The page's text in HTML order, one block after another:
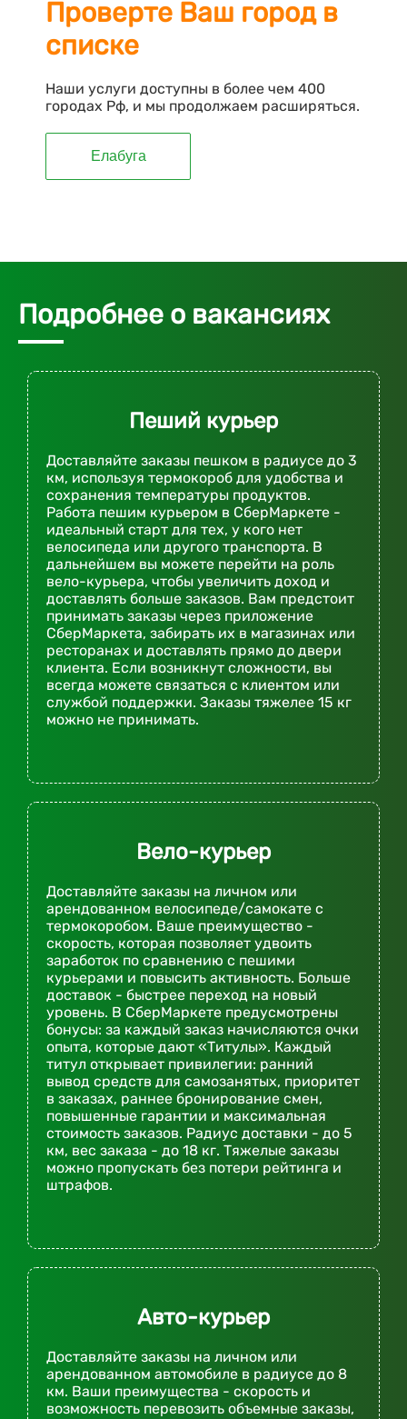
Проверте Ваш город в
списке
Наши услуги доступны в более чем 400
городах Рф, и мы продолжаем расширяться.
Елабуга
Подробнее о вакансиях
Пеший курьер
Доставляйте заказы пешком в радиусе до 3
км, используя термокороб для удобства и
сохранения температуры продуктов.
Работа пешим курьером в СберМаркете -
идеальный старт для тех, у кого нет
велосипеда или другого транспорта. В
дальнейшем вы можете перейти на роль
вело-курьера, чтобы увеличить доход и
доставлять больше заказов. Вам предстоит
принимать заказы через приложение
СберМаркета, забирать их в магазинах или
ресторанах и доставлять прямо до двери
клиента. Если возникнут сложности, вы
всегда можете связаться с клиентом или
службой поддержки. Заказы тяжелее 15 кг
можно не принимать.
Вело-курьер
Доставляйте заказы на личном или
арендованном велосипеде/самокате с
термокоробом. Ваше преимущество -
скорость, которая позволяет удвоить
заработок по сравнению с пешими
курьерами и повысить активность. Больше
доставок - быстрее переход на новый
уровень. В СберМаркете предусмотрены
бонусы: за каждый заказ начисляются очки
опыта, которые дают «Титулы». Каждый
титул открывает привилегии: ранний
вывод средств для самозанятых, приоритет
в заказах, раннее бронирование смен,
повышенные гарантии и максимальная
стоимость заказов. Радиус доставки - до 5
км, вес заказа - до 18 кг. Тяжелые заказы
можно пропускать без потери рейтинга и
штрафов.
Авто-курьер
Доставляйте заказы на личном или
арендованном автомобиле в радиусе до 8
км. Ваши преимущества - скорость и
возможность перевозить объемные заказы,